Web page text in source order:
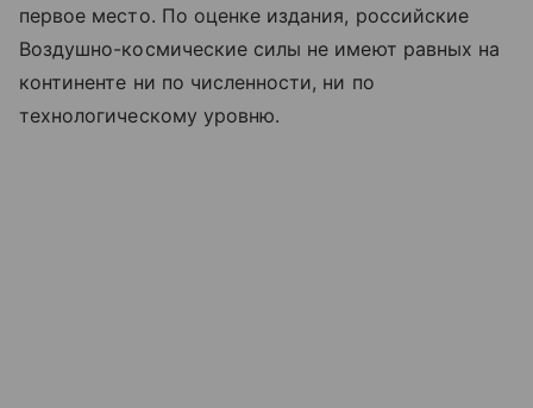
первое место. По оценке издания, российские
Воздушно-космические силы не имеют равных на
континенте ни по численности, ни по
технологическому уровню.